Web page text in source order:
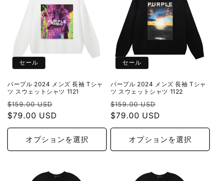
セール
パープル 2024 メンズ 長袖 Tシャ
ツ スウェットシャツ 1121
通
常
価
$159.00 USD
ル
価
格
$79.00 USD
オプションを選択
セール
パープル 2024 メンズ 長袖 Tシャ
ツ スウェットシャツ 1122
通
常
価
$159.00 USD
ル
価
格
$79.00 USD
オプションを選択